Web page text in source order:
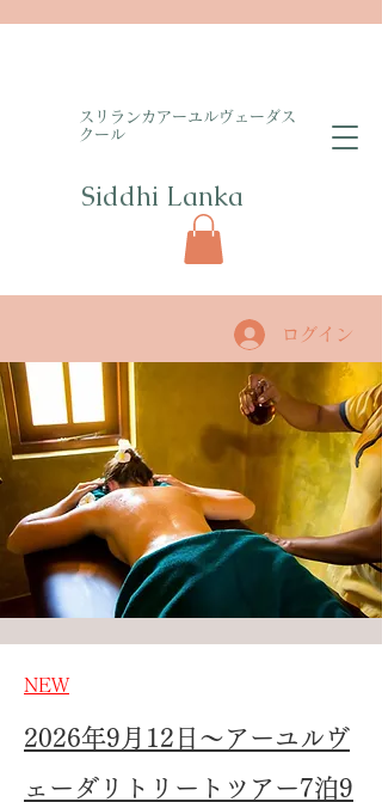
​スリランカアーユルヴェーダス
クール
Siddhi Lanka​
ログイン
​NEW
2026年9月12日～アーユルヴ
ェーダリトリートツアー7泊9